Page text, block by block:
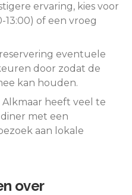
ervaring, kies voor
13:00) of een vroeg
eventuele
door zodat de
kan houden.
Alkmaar heeft veel te
met een
aan lokale
over